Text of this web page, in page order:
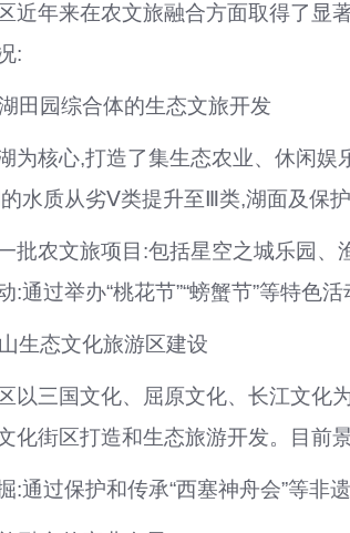
近年来在农文旅融合方面取得了显
:
田园综合体的生态文旅开发
为核心,打造了集生态农业、休闲
水质从劣Ⅴ类提升至Ⅲ类,湖面及保
批农文旅项目:包括星空之城乐园
:通过举办“桃花节”“螃蟹节”等特色
生态文化旅游区建设
以三国文化、屈原文化、长江文化
化街区打造和生态旅游开发。目前
:通过保护和传承“西塞神舟会”等非